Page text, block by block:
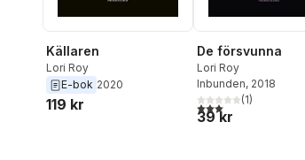
Källaren
Lori Roy
E-bok 2020
119 kr
De försvunna
Lori Roy
Inbunden, 2018
3,0utav 5 stjärnor.
(1)
39 kr